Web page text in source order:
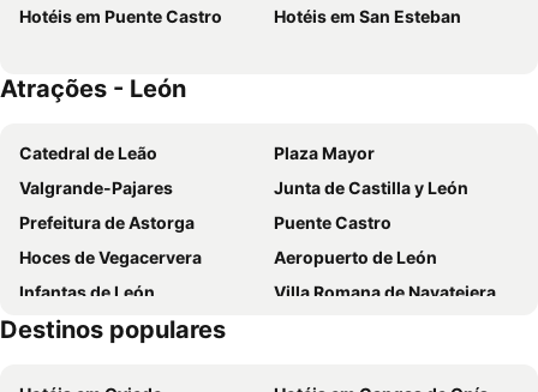
FC Infantas de León
Domus Oncinae
Hotel Rincón del Conde
Hotel Q!H Centro Leon
Hotel Real Colegiata San Isidoro
Hotel NERU con Encanto
Hotel Alfageme
Hospedería Pax
Hotel VillaPaloma
Hotel Avenida III
Hotel La Posada Regia
Hostal Libertad
Inn Boutique León
Hostal Julio Cesar
Hotéis em Puente Castro Hotéis em San Esteban
Atrações - León
Catedral de Leão
Plaza Mayor
Valgrande-Pajares
Junta de Castilla y León
Prefeitura de Astorga
Puente Castro
Hoces de Vegacervera
Aeropuerto de León
Infantas de León
Villa Romana de Navatejera
San Esteban
Destinos populares